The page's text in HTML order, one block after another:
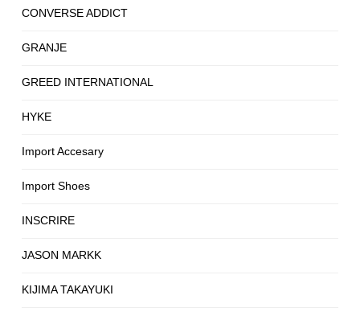
CONVERSE ADDICT
GRANJE
GREED INTERNATIONAL
HYKE
Import Accesary
Import Shoes
INSCRIRE
JASON MARKK
KIJIMA TAKAYUKI